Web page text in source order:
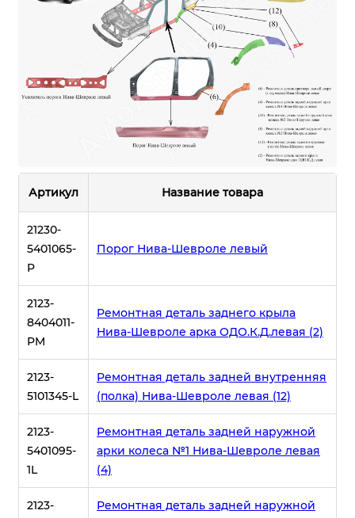
Артикул Название товара
21230-
5401065-
P
Порог Нива-Шевроле левый
2123-
8404011-
PM
Ремонтная деталь заднего крыла
Нива-Шевроле арка ОДО.К.Д.левая (2)
2123-
5101345-L
Ремонтная деталь задней внутренняя
(полка) Нива-Шевроле левая (12)
2123-
5401095-
1L
Ремонтная деталь задней наружной
арки колеса №1 Нива-Шевроле левая
(4)
2123-
Ремонтная деталь задней наружной